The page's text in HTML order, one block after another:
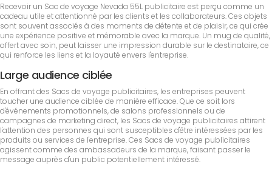
Recevoir un Sac de voyage Nevada 55L publicitaire est perçu comme un
cadeau utile et attentionné par les clients et les collaborateurs. Ces objets
sont souvent associés à des moments de détente et de plaisir, ce qui crée
une expérience positive et mémorable avec la marque. Un mug de qualité,
offert avec soin, peut laisser une impression durable sur le destinataire, ce
qui renforce les liens et la loyauté envers l'entreprise.
Large audience ciblée
En offrant des Sacs de voyage publicitaires, les entreprises peuvent
toucher une audience ciblée de manière efficace. Que ce soit lors
d'événements promotionnels, de salons professionnels ou de
campagnes de marketing direct, les Sacs de voyage publicitaires attirent
l'attention des personnes qui sont susceptibles d'être intéressées par les
produits ou services de l'entreprise. Ces Sacs de voyage publicitaires
agissent comme des ambassadeurs de la marque, faisant passer le
message auprès d'un public potentiellement intéressé.